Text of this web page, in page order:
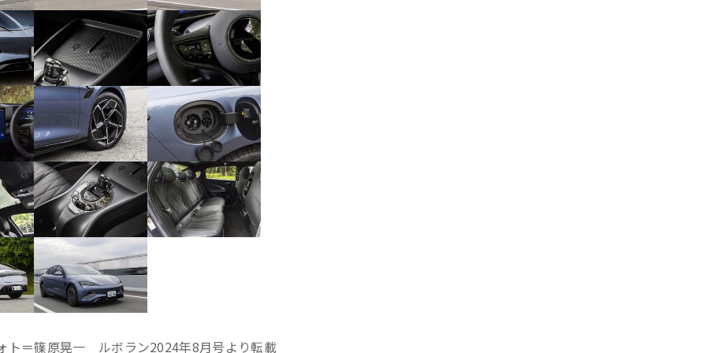
ト＝篠原晃一 ルボラン2024年8月号より転載